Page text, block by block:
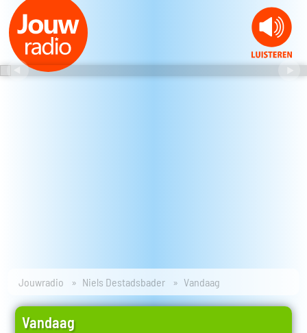
Jouwradio Niels Destadsbader Vandaag
Vandaag